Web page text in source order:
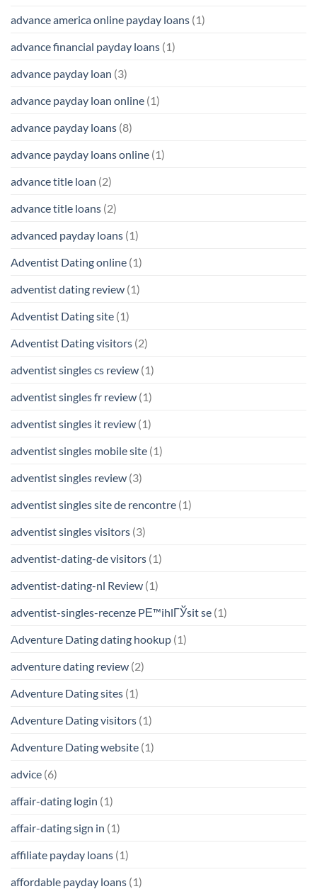
advance america online payday loans (1)
advance financial payday loans (1)
advance payday loan (3)
advance payday loan online (1)
advance payday loans (8)
advance payday loans online (1)
advance title loan (2)
advance title loans (2)
advanced payday loans (1)
Adventist Dating online (1)
adventist dating review (1)
Adventist Dating site (1)
Adventist Dating visitors (2)
adventist singles cs review (1)
adventist singles fr review (1)
adventist singles it review (1)
adventist singles mobile site (1)
adventist singles review (3)
adventist singles site de rencontre (1)
adventist singles visitors (3)
adventist-dating-de visitors (1)
adventist-dating-nl Review (1)
adventist-singles-recenze PЕ™ihlГЎsit se (1)
Adventure Dating dating hookup (1)
adventure dating review (2)
Adventure Dating sites (1)
Adventure Dating visitors (1)
Adventure Dating website (1)
advice (6)
affair-dating login (1)
affair-dating sign in (1)
affiliate payday loans (1)
affordable payday loans (1)